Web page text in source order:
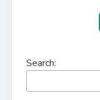
Search: